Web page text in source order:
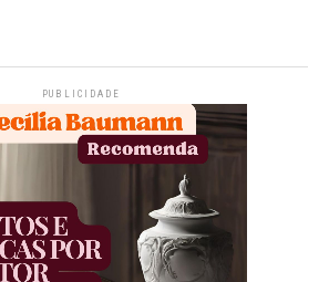
PUBLICIDADE